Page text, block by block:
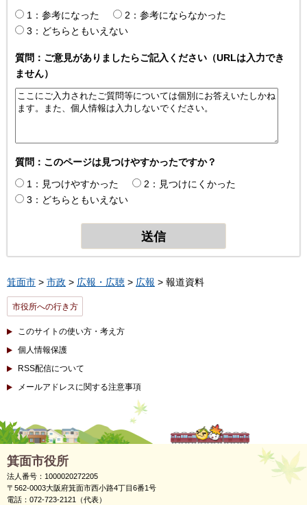
1：参考になった
2：参考にならなかった
3：どちらともいえない
質問：ご意見がありましたらご記入ください（URLは入力でき
ません）
質問：このページは見つけやすかったですか？
1：見つけやすかった
2：見つけにくかった
3：どちらともいえない
箕面市 > 市政 > 広報・広聴 > 広報 > 報道資料
市役所への行き方
このサイトの使い方・考え方
個人情報保護
RSS配信について
メールアドレスに関する注意事項
箕面市役所
法人番号：1000020272205
〒562-0003大阪府箕面市西小路4丁目6番1号
電話：072-723-2121（代表）